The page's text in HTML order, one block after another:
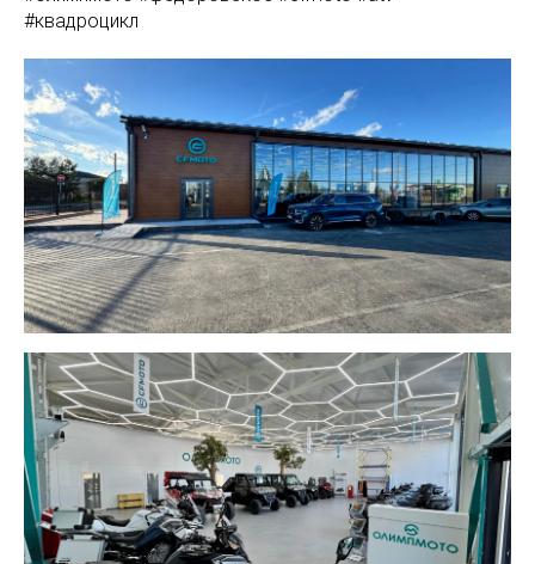
#квадроцикл